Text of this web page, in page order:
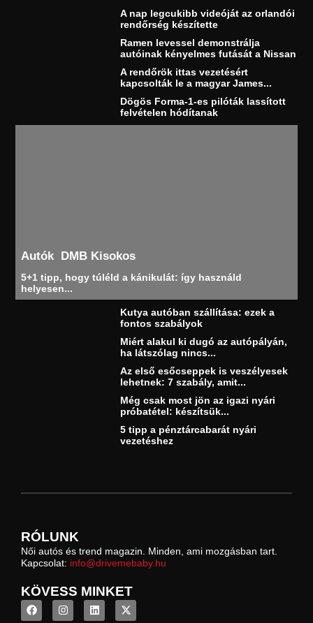
A nap legcukibb videóját az orlandói
rendőrség készítette
Ramen levessel demonstrálja
autóinak kényelmes futását a Nissan
A rendőrök ittas vezetésért
kapcsolták le a magyar James...
Dögös Forma-1-es pilóták lassított
felvételen hódítanak
Autók DMB Kisokos
5+1 tipp, hogy túléld a kánikulát: így használd
helyesen...
Kutya autóban szállítása: ezek a
fontos szabályok
Miért alakul ki dugó az autópályán,
ha látszólag nincs...
Az első esőcseppek is veszélyesek
lehetnek: 7 szabály, amit...
Még csak most jön az igazi nyári
próbatétel: készítsük...
5 tipp a pénztárcabarát nyári
vezetéshez
RÓLUNK
Női autós és trend magazin. Minden, ami mozgásban tart.
Kapcsolat: info@drivemebaby.hu
KÖVESS MINKET